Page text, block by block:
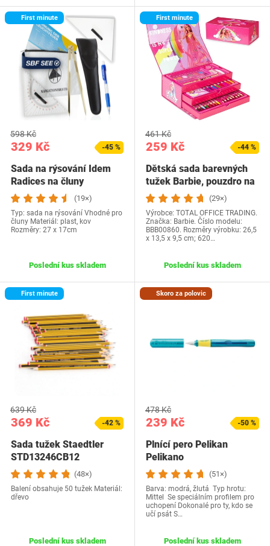
First minute
329 Kč
598 Kč
-45 %
Sada na rýsování Idem
Radices na čluny
(19×)
Typ: sada na rýsování Vhodné pro
čluny Materiál: plast, kov
Rozměry: 27 x 17cm
Poslední kus skladem
First minute
259 Kč
461 Kč
-44 %
Dětská sada barevných
tužek Barbie, pouzdro na
malování pro…(29×)
Výrobce: TOTAL OFFICE TRADING.
Značka: Barbie. Číslo modelu:
BBB00860. Rozměry výrobku: 26,5
x 13,5 x 9,5 cm; 620…
Poslední kus skladem
First minute
369 Kč
639 Kč
-42 %
Sada tužek Staedtler
STD13246CB12
(48×)
Balení obsahuje 50 tužek Materiál:
dřevo
Poslední kus skladem
Skoro za polovic
239 Kč
478 Kč
-50 %
Plnící pero Pelikan
Pelikano
(51×)
Barva: modrá, žlutá Typ hrotu:
Mittel Se speciálním profilem pro
uchopení Dokonalé pro ty, kdo se
učí psát S…
Poslední kus skladem